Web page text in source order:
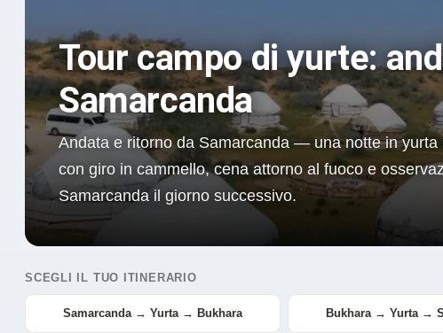
Tour campo di yurte:
Samarcanda
Andata e ritorno da Samarcanda — una notte in yurta
con giro in cammello, cena attorno al fuoco e
Samarcanda il giorno successivo.
SCEGLI IL TUO ITINERARIO
Samarcanda → Yurta → Bukhara Bukhara → Yurta →